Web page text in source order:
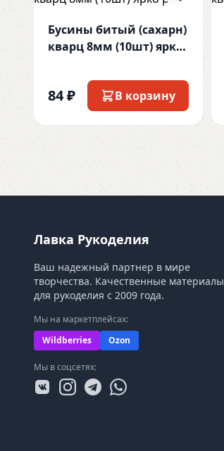
Бусины битый (сахарн)
кварц 8мм (10шт) ярко
84 ₽ В корзину
Лавка Рукоделия
Ваш надежный партнер в мире
творчества. Качественные материалы
для рукоделия с 2009 года.
Мы на маркетплейсах:
Wildberries
Ozon
Мы в соцсетях: